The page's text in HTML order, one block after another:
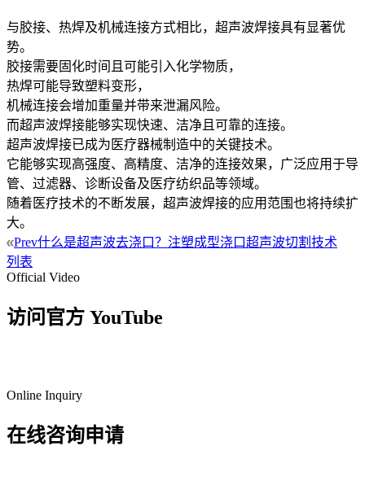
与胶接、热焊及机械连接方式相比，超声波焊接具有显著优
势。
胶接需要固化时间且可能引入化学物质，
热焊可能导致塑料变形，
机械连接会增加重量并带来泄漏风险。
而超声波焊接能够实现快速、洁净且可靠的连接。
超声波焊接已成为医疗器械制造中的关键技术。
它能够实现高强度、高精度、洁净的连接效果，广泛应用于导
管、过滤器、诊断设备及医疗纺织品等领域。
随着医疗技术的不断发展，超声波焊接的应用范围也将持续扩
大。
Prev什么是超声波去浇口？注塑成型浇口超声波切割技术
列表
Official Video
访问官方 YouTube
Online Inquiry
在线咨询申请